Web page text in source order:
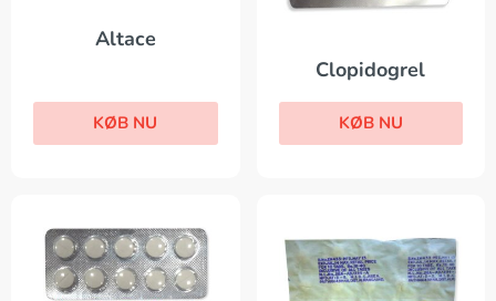
Altace
KØB NU
Clopidogrel
KØB NU